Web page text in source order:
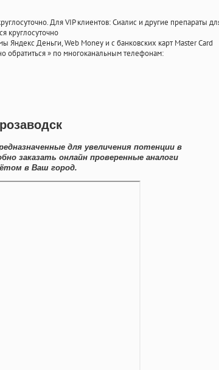
Для VIP клиентов: Сиалис и другие препараты
круглосуточно
Деньги, Web Money и с банковских карт Master Card
обратиться» по многоканальным телефонам:
для увеличения потенции в
заказать онлайн проверенные аналоги
в Ваш город.